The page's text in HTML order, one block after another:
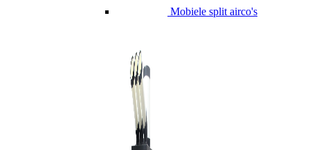
Mobiele split airco's